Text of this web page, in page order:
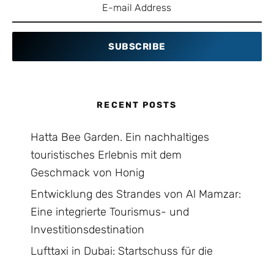
SUBSCRIBE
RECENT POSTS
Hatta Bee Garden. Ein nachhaltiges
touristisches Erlebnis mit dem
Geschmack von Honig
Entwicklung des Strandes von Al Mamzar:
Eine integrierte Tourismus- und
Investitionsdestination
Lufttaxi in Dubai: Startschuss für die